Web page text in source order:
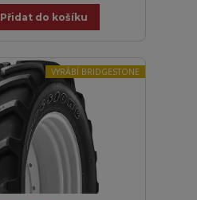
Přidat do košíku
VYRÁBÍ BRIDGESTONE